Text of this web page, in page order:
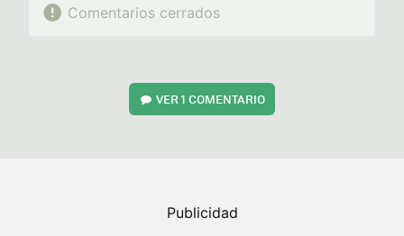
Comentarios cerrados
VER1 COMENTARIO